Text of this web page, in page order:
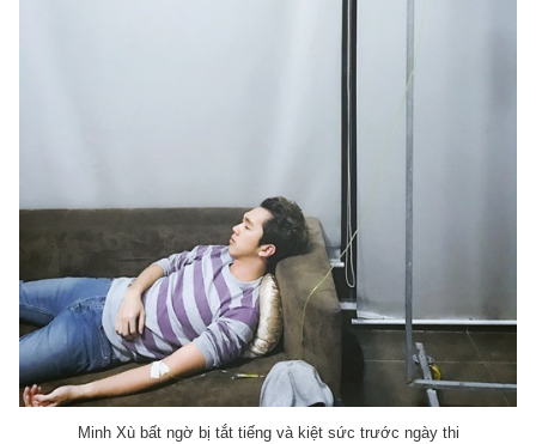
Minh Xù bất ngờ bị tắt tiếng và kiệt sức trước ngày thi